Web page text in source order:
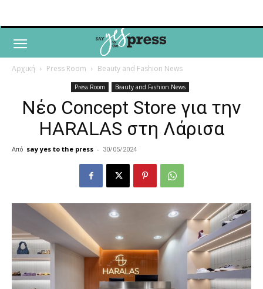
Αρχική Press Room Beauty and Fashion News
Press Room Beauty and Fashion News
Νέο Concept Store για την
HARALAS στη Λάρισα
Από say yes to the press - 30/05/2024